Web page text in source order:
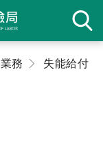
務 失能給付